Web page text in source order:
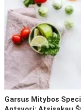
Garsus Mitybos